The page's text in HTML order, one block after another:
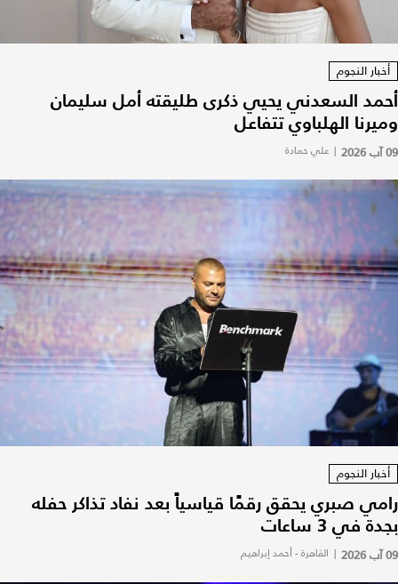
أخبار النجوم
أحمد السعدني يحيي ذكرى طليقته أمل سليمان
وميرنا الهلباوي تتفاعل
09 آب 2026 | علي حمادة
أخبار النجوم
رامي صبري يحقق رقمًا قياسياً بعد نفاد تذاكر حفله
بجدة في 3 ساعات
09 آب 2026 | القاهرة - أحمد إبراهيم